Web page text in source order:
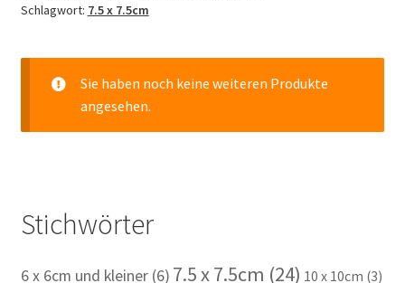
Schlagwort: 7.5 x 7.5cm
Sie haben noch keine weiteren Produkte
angesehen.
Stichwörter
6 x 6cm und kleiner(6) 7.5 x 7.5cm (24) 10 x 10cm (3)